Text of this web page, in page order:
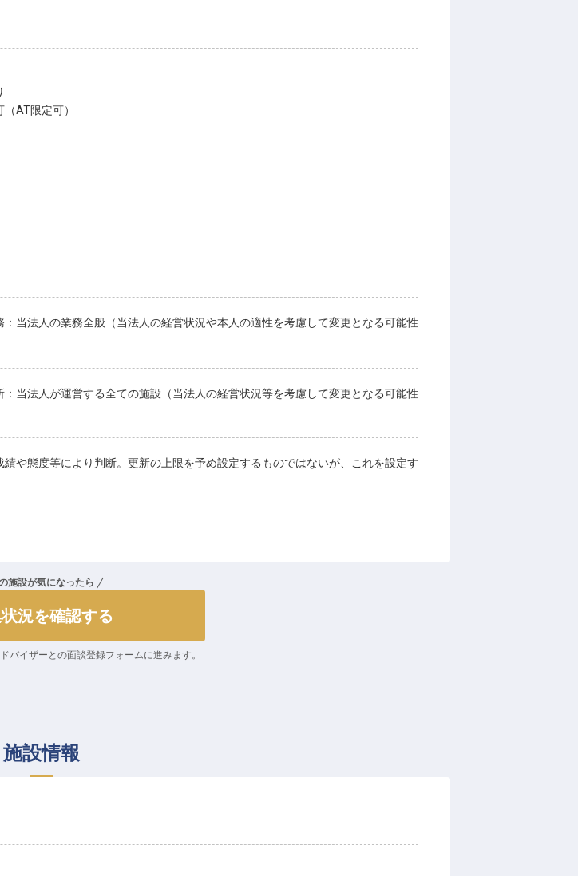
AT限定可）
当法人の業務全般（当法人の経営状況や本人の適性を考慮して変更となる可能性
当法人が運営する全ての施設（当法人の経営状況等を考慮して変更となる可能性
や態度等により判断。更新の上限を予め設定するものではないが、これを設定す
施設が気になったら
況を確認する
バイザーとの面談登録フォームに進みます。
施設情報